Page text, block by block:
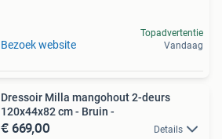
Bezoek website
Topadvertentie
Vandaag
Dressoir Milla mangohout 2-deurs
120x44x82 cm - Bruin -
€ 669,00 Details